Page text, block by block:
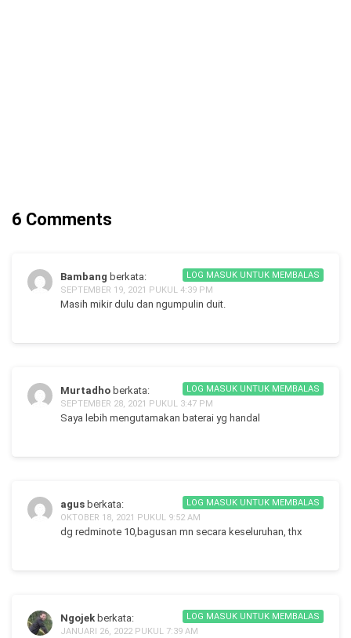
6 Comments
Bambang berkata:
SEPTEMBER 19, 2021 PUKUL 4:39 PM
Masih mikir dulu dan ngumpulin duit.
LOG MASUK UNTUK MEMBALAS
Murtadho berkata:
SEPTEMBER 28, 2021 PUKUL 3:47 PM
Saya lebih mengutamakan baterai yg handal
LOG MASUK UNTUK MEMBALAS
agus berkata:
OKTOBER 18, 2021 PUKUL 9:52 AM
dg redminote 10,bagusan mn secara keseluruhan, thx
LOG MASUK UNTUK MEMBALAS
Ngojek berkata:
JANUARI 26, 2022 PUKUL 7:39 AM
LOG MASUK UNTUK MEMBALAS